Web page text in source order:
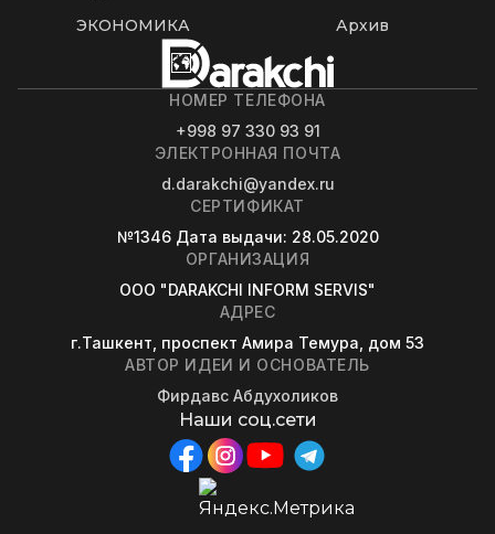
ЭКОНОМИКА
Архив
НОМЕР ТЕЛЕФОНА
+998 97 330 93 91
ЭЛЕКТРОННАЯ ПОЧТА
d.darakchi@yandex.ru
СЕРТИФИКАТ
№1346 Дата выдачи: 28.05.2020
ОРГАНИЗАЦИЯ
OOO "DARAKCHI INFORM SERVIS"
АДРЕС
г.Ташкент, проспект Амира Темура, дом 53
АВТОР ИДЕИ И ОСНОВАТЕЛЬ
Фирдавс Абдухоликов
Наши соц.сети